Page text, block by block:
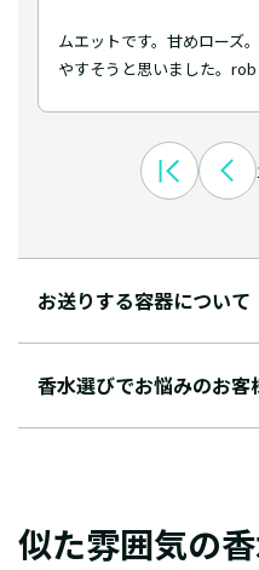
ムエットです。甘めローズ
やすそうと思いました。rob
お送りする容器について
香水選びでお悩みのお客
似た雰囲気の